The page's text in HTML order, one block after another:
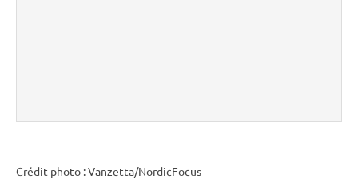
Crédit photo : Vanzetta/NordicFocus